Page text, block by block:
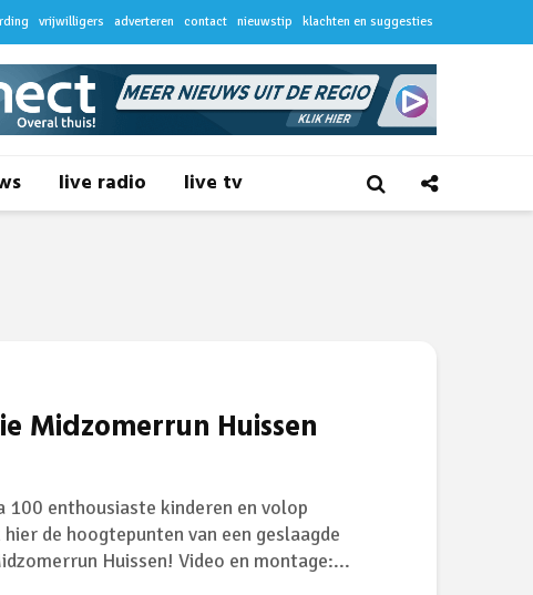
vrijwilligers adverteren contact nieuwstip klachten en suggesties
live radio live tv
Midzomerrun Huissen
100 enthousiaste kinderen en volop
de hoogtepunten van een geslaagde
Huissen! Video en montage:...